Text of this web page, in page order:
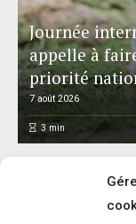
Journée
appelle à
priorité
7 août 2026
3 min